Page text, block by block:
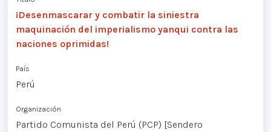
¡Desenmascarar y combatir la siniestra
maquinación del imperialismo yanqui contra las
naciones oprimidas!
País
Perú
Organización
Partido Comunista del Perú (PCP) [Sendero